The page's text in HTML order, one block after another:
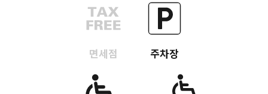
면세점 주차장
Twitter에 공유
Facebook에 공유